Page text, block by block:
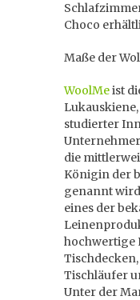
Choco
Maße der
WoolMeist
studierter
die
Königin der
genannt
eines der
hochwertige
Tischläufer
Unter der